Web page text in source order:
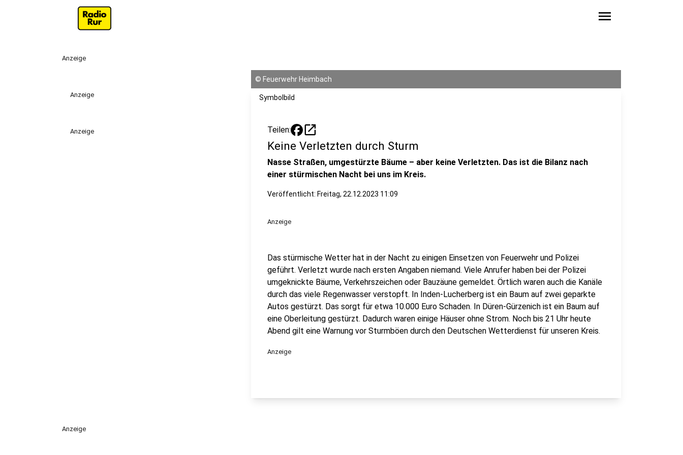
menu
Anzeige
Anzeige
Anzeige
© Feuerwehr Heimbach
Symbolbild
Teilen: open_in_new
Keine Verletzten durch Sturm
Nasse Straßen, umgestürzte Bäume – aber keine Verletzten. Das ist die Bilanz nach
einer stürmischen Nacht bei uns im Kreis.
Veröffentlicht: Freitag, 22.12.2023 11:09
Anzeige
Das stürmische Wetter hat in der Nacht zu einigen Einsetzen von Feuerwehr und Polizei
geführt. Verletzt wurde nach ersten Angaben niemand. Viele Anrufer haben bei der Polizei
umgeknickte Bäume, Verkehrszeichen oder Bauzäune gemeldet. Örtlich waren auch die Kanäle
durch das viele Regenwasser verstopft. In Inden-Lucherberg ist ein Baum auf zwei geparkte
Autos gestürzt. Das sorgt für etwa 10.000 Euro Schaden. In Düren-Gürzenich ist ein Baum auf
eine Oberleitung gestürzt. Dadurch waren einige Häuser ohne Strom. Noch bis 21 Uhr heute
Abend gilt eine Warnung vor Sturmböen durch den Deutschen Wetterdienst für unseren Kreis.
Anzeige
Anzeige